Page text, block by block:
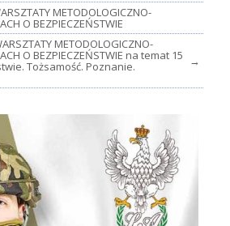
METODOLOGICZNO-
O BEZPIECZEŃSTWIE
METODOLOGICZNO-
O BEZPIECZEŃSTWIE na temat 15
Tożsamość. Poznanie. →